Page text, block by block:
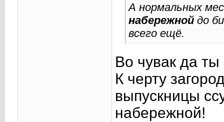
А нормальных
набережнойдо
всего ещё.
Во чувак да ты
К черту
выпускницы
набережной!